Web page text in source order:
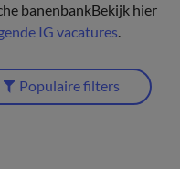
banenbankBekijk hier
IG vacatures.
Populaire filters